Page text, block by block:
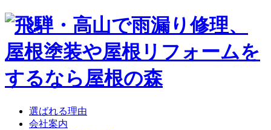
選ばれる理由
会社案内